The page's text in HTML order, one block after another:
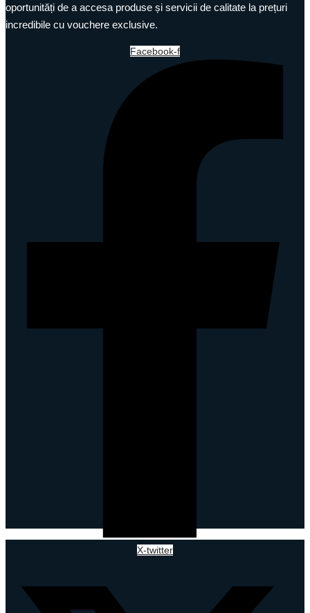
oportunități de a accesa produse și servicii de calitate la prețuri
incredibile cu vouchere exclusive.
Facebook-f
X-twitter